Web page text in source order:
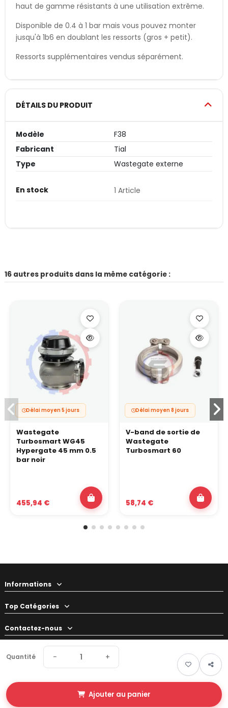
Quantité − +
Ajouter au panier
haut de gamme résistants à une utilisation extrême.
Disponible de 0.4 à 1 bar mais vous pouvez monter
jusqu'à 1b6 en doublant les ressorts (gros + petit).
Ressorts supplémentaires vendus séparément.
DÉTAILS DU PRODUIT
Modèle
F38
Fabricant
Tial
Type
Wastegate externe
En stock 1 Article
16 autres produits dans la même catégorie :
Délai moyen 5 jours
Wastegate
Turbosmart WG45
Hypergate 45 mm 0.5
bar noir
455,94 €
Délai moyen 8 jours
V-band de sortie de
Wastegate
Turbosmart 60
58,74 €
Informations
Top Catégories
Contactez-nous
Votre préparateur
© 2026 Swapland - Tous droits réservés • Made by